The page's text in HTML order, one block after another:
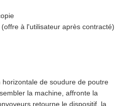
à l'utilisateur après contracté)
de soudure de poutre
la machine, affronte la
retourne le dispositif, la